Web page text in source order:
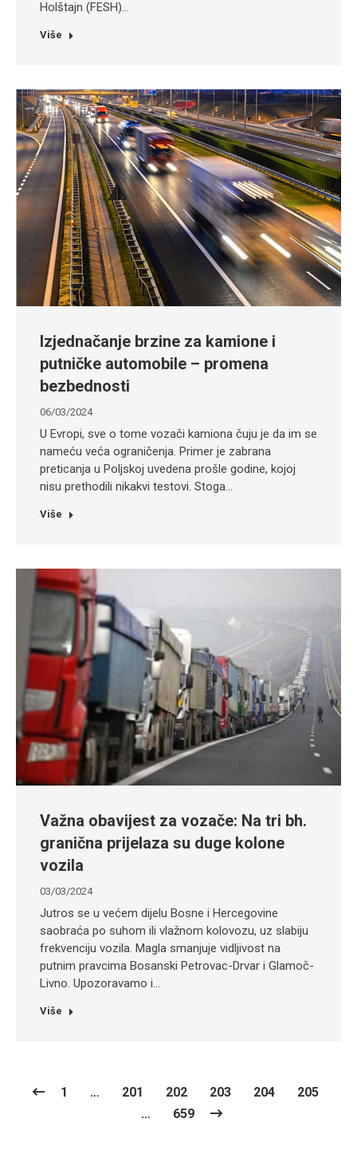
Holštajn (FESH)…
Više
Izjednačanje brzine za kamione i
putničke automobile – promena
bezbednosti
06/03/2024
U Evropi, sve o tome vozači kamiona čuju je da im se
nameću veća ograničenja. Primer je zabrana
preticanja u Poljskoj uvedena prošle godine, kojoj
nisu prethodili nikakvi testovi. Stoga…
Više
Važna obavijest za vozače: Na tri bh.
granična prijelaza su duge kolone
vozila
03/03/2024
Jutros se u većem dijelu Bosne i Hercegovine
saobraća po suhom ili vlažnom kolovozu, uz slabiju
frekvenciju vozila. Magla smanjuje vidljivost na
putnim pravcima Bosanski Petrovac-Drvar i Glamoč-
Livno. Upozoravamo i…
Više
1 … 201 202 203 204
205
…
659